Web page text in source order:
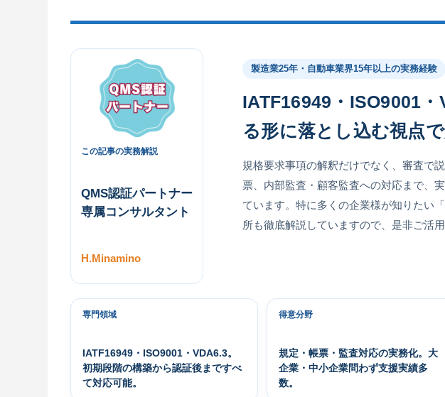
この記事の実務解説
QMS認証パートナー
専属コンサルタント
H.Minamino
製造業25年・自動車業界15年以上の実務経験
IATF16949・ISO9001
る形に落とし込む視点
規格要求事項の解釈だけでなく、審査で
票、内部監査・顧客監査への対応まで、
ています。特に多くの企業様が知りたい「
所も徹底解説していますので、是非ご活用
専門領域
IATF16949・ISO9001・VDA6.3。
初期段階の構築から認証後まですべ
て対応可能。
得意分野
規定・帳票・監査対応の実務化。大
企業・中小企業問わず支援実績多
数。